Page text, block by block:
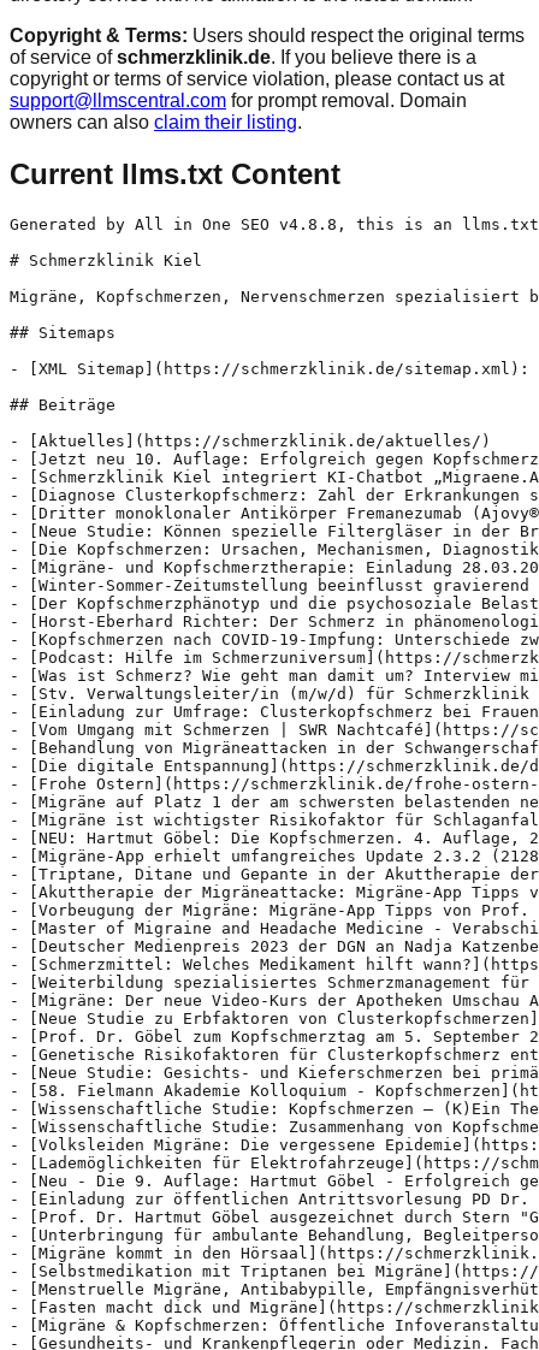
Copyright & Terms: Users should respect the original terms
of service ofschmerzklinik.de. If you believe there is a
copyright or terms of service violation, please contact us at
support@llmscentral.com for prompt removal. Domain
owners can also claim their listing.
Current llms.txt Content
Generated by All in One SEO v4.8.8, this is an llms.txt file, used by LLMs to index the site.

# Schmerzklinik Kiel

Migräne, Kopfschmerzen, Nervenschmerzen spezialisiert behandeln

## Sitemaps

- [XML Sitemap](https://schmerzklinik.de/sitemap.xml): Contains all public & indexable URLs for this website.

## Beiträge

- [Aktuelles](https://schmerzklinik.de/aktuelles/)
- [Jetzt neu 10. Auflage: Erfolgreich gegen Kopfschmerzen und Migräne](https://schmerzklinik.de/jetzt-neu-10-auflage-erfolgreich-gegen-kopfschmerzen-und-migraene/) - Der renommierte Kopfschmerzexperte Professor Dr. Hartmut Göbel informiert über Formen und Ursachen von Kopfschmerzen und Migräne sowie über moderne Diagnosemöglichkeiten und Therapieverfahren, inklusive alternativer Behandlungsverfahren. Darüber hinaus erhalten Betroffene wichtige Informationen und wertvolle Tipps, was sie selbst für sich tun können, um Kopfschmerzen und Migräne vorzubeugen und erfolgreich zu bewältigen. Die 10. Auflage erscheint komplett
- [Schmerzklinik Kiel integriert KI-Chatbot „Migraene.AI“ in Migräne-App](https://schmerzklinik.de/schmerzklinik-kiel-integriert-ki-chatbot-migraene-ai-in-migraene-app/) - Die Schmerzklinik Kiel erweitert ihre kostenfreie Migräne-App um eine innovative Funktion: Mit dem neuen KI-Chatbot „Migraene.AI“ erhalten Betroffene rund um die Uhr verlässliche Informationen und praktische Tipps zu Migräne und anderen Kopfschmerzerkrankungen. „Migraene.AI“ läßt sich direkt im Start-Menü der Migräne-App über das Icon (siehe Screenshot) oder im Hauptmenü aktivieren. „Migraene.AI“ basiert auf wissenschaftlich fundierten Inhalten
- [Diagnose Clusterkopfschmerz: Zahl der Erkrankungen steigt um 74 Prozent – neue Studien zeigen dramatische Folgen](https://schmerzklinik.de/diagnose-clusterkopfschmerz-zahl-der-erkrankungen-steigt-um-74-prozent-neue-studien-zeigen-dramatische-folgen/) - Neue Zahlen und Studien zeigen: Immer mehr Menschen in Deutschland leiden an der extremsten Form des Kopfschmerzes – und ihre Lebensqualität wird massiv zerstört. Berlin, 07.August 2025 – Immer mehr Menschen in Deutschland bekommen die Diagnose Clusterkopfschmerz. Dieser tritt einseitig mit extrem heftigen nächtlichen Schmerzattacken an Schläfe und Auge auf. Er betrifft vor allem Männer,
- [Dritter monoklonaler Antikörper Fremanezumab (Ajovy®) zur Migränevorbeugung in EU zugelassen](https://schmerzklinik.de/dritter-monoklonaler-antikoerper-fremanezumab-ajovy-zur-migraenevorbeugung-in-eu-zugelassen/) - Der Migräneschmerz basiert nach heutigen Erkenntnissen auf einer neurogenen Entzündungsreaktion an den Arterien der Hirnhäute. Entzündungsstoffe werden dort im Initialstadium der Migräneattacke freigesetzt. Diese führen zu einer verstärkten Schmerzempfindlichkeit der Hirnhäute mit Schwellung und Erweiterung der Gefäßwände. Jeder Pulsschlag führt zu einem pochenden, hämmernden Migräneschmerz, jede Bewegung des Kopfes schmerzt aufgrund Allodynie und Hyperpathie und
- [Neue Studie: Können spezielle Filtergläser in der Brille Migräneattacken vorbeugen?](https://schmerzklinik.de/neue-studie-koennen-spezielle-filterglaeser-in-der-brille-migraeneattacken-vorbeugen/) - Leiden Sie unter Migräne und Lichtempfindlichkeit? Tragen Sie täglich eine Brille? Dann sind Sie herzlich eingeladen, an unserer Studie teilzunehmen! Worum geht es? Wir untersuchen, ob spezielle Filtergläser helfen können, Migränetage zu reduzieren und Lichtempfindlichkeit zu lindern. Wer kann teilnehmen? Sie können teilnehmen, wenn Sie: ab 18 Jahre alt sind, mindestens 10 Migränetage pro Monat
- [Die Kopfschmerzen: Ursachen, Mechanismen, Diagnostik, Therapie 4. Auflage 2025](https://schmerzklinik.de/die-kopfschmerzen-ursachen-mechanismen-diagnostik-therapie-4-auflage-2025/) - Das Standardwerk zu Migräne, Kopfschmerzen und Gesichtsschmerzen Kopfschmerzen sind die Volkskrankheit Nummer 1. Über 400 verschiedene Hauptdiagnosen werden heute differenziert. Das Werk beschreibt umfassend den aktuellen Wissensstand zu Ursachen, Diagnostik und zeitgemäßer Therapie der verschiedenen Kopfschmerzformen. Es folgt dabei der Struktur und der Logik der Internationalen Kopfschmerzklassifikation unter Berücksichtigung neuester evidenzbasierender Leitlinien. Das Praxisbuch eignet sich hervorragend
- [Migräne- und Kopfschmerztherapie: Einladung 28.03.2025 ab 19:00 Uhr zur öffentlichen Vortragsveranstaltung](https://schmerzklinik.de/migraene-und-kopfschmerztherapie-einladung-28-03-2025-ab-1900-uhr-zur-oeffentlichen-vortragsveranstaltung-an-der-universitaet-kiel/) - Im Rahmen des Masterstudienganges „Migraine and Headache Medicine“ lädt das Zentrum für wissenschaftliche Weiterbildung an der Christian-Albrechts-Universität zu Kiel und die Schmerzklinik Kiel am 28.03.2025 ab 19:00 Uhr zu einer öffentlichen Vortragsveranstaltung für Patientinnen und Patienten, Angehörige und Interessierte ein. Die Veranstaltung findet statt im Hörsaal der Alten Kinderklinik, Schwanenweg 20, 24105 Kiel Im Anschluss
- [Winter-Sommer-Zeitumstellung beeinflusst gravierend Migräne: Neue Studie aus Kiel mit brisanten Ergebnissen](https://schmerzklinik.de/winter-sommer-zeitumstellung-beeinflusst-gravierend-migraene-neue-studie-aus-kiel-mit-brisanten-ergebnissen/) - Kiel, 5. März 2025 – Eine aktuelle Studie aus der Schmerzklinik Kiel zeigt, dass die Umstellung auf die Sommerzeit im Frühjahr mit einem signifikanten Anstieg der Migräneattacken einhergeht, während die Rückkehr zur Normalzeit im Herbst zu einer Verringerung der Kopfschmerzhäufigkeit führt. In der Studie wurden die Migräneverläufe von 258 Patienten mit episodischer oder chronischer Migräne
- [Der Kopfschmerzphänotyp und die psychosoziale Belastung durch Clusterkopfschmerzen: Eine Analyse von Patienten vor stationärer Krankenhauseinweisung](https://schmerzklinik.de/der-